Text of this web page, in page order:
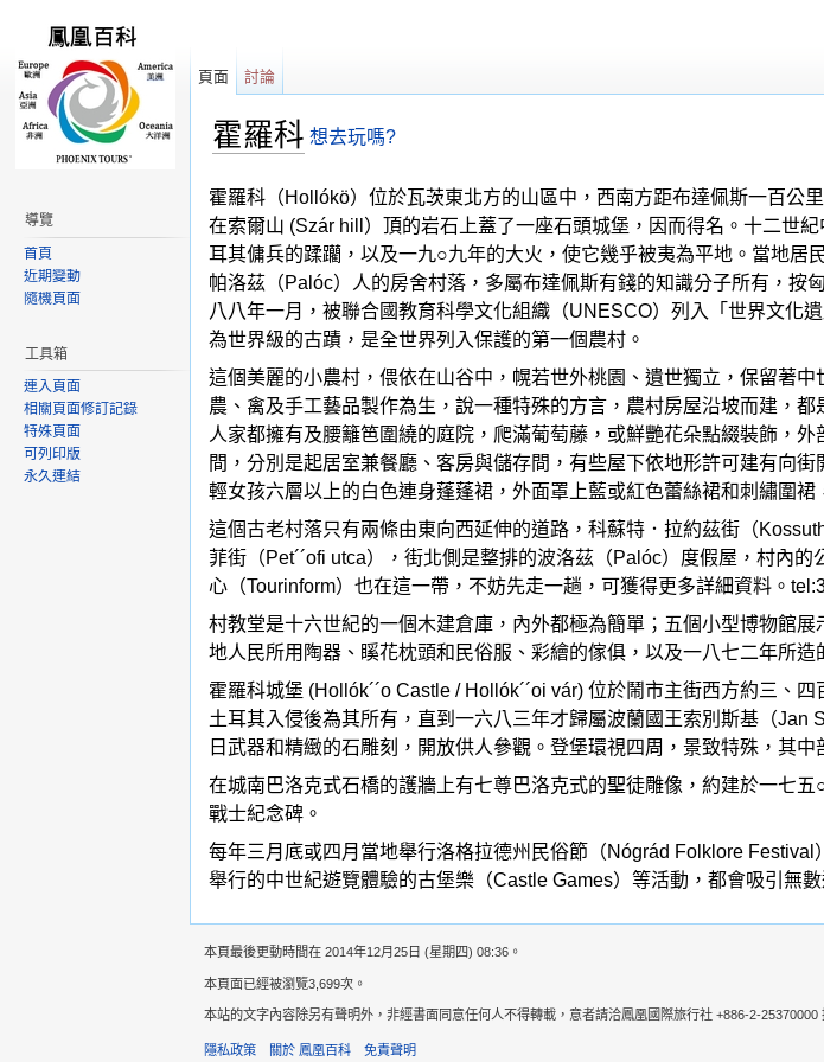
霍羅科 想去玩嗎?
霍羅科（Hollókö）位於瓦茨東北方的山區中，西南方距布達佩斯一百公
在索爾山 (Szár hill）頂的岩石上蓋了一座石頭城堡，因而得名。十二世
耳其傭兵的蹂躪，以及一九○九年的大火，使它幾乎被夷為平地。當地
帕洛茲（Palóc）人的房舍村落，多屬布達佩斯有錢的知識分子所有，
八八年一月，被聯合國教育科學文化組織（UNESCO）列入「世界文化
為世界級的古蹟，是全世界列入保護的第一個農村。
這個美麗的小農村，偎依在山谷中，幌若世外桃園、遺世獨立，保留著
農、禽及手工藝品製作為生，說一種特殊的方言，農村房屋沿坡而建，
人家都擁有及腰籬笆圍繞的庭院，爬滿葡萄藤，或鮮艷花朵點綴裝飾，
間，分別是起居室兼餐廳、客房與儲存間，有些屋下依地形許可建有向
輕女孩六層以上的白色連身蓬蓬裙，外面罩上藍或紅色蕾絲裙和刺繡圍
這個古老村落只有兩條由東向西延伸的道路，科蘇特．拉約茲街（
菲街（Pet´´ofi utca），街北側是整排的波洛茲（Palóc）度假屋，村內
心（Tourinform）也在這一帶，不妨先走一趟，可獲得更多詳細資料。
村教堂是十六世紀的一個木建倉庫，內外都極為簡單；五個小型博物館
地人民所用陶器、𥉐花枕頭和民俗服、彩繪的傢俱，以及一八七二年所造
霍羅科城堡 (Hollók´´o Castle / Hollók´´oi vár) 位於鬧市主街西方約三、
土耳其入侵後為其所有，直到一六八三年才歸屬波蘭國王索別斯基（
日武器和精緻的石雕刻，開放供人參觀。登堡環視四周，景致特殊，其
在城南巴洛克式石橋的護牆上有七尊巴洛克式的聖徒雕像，約建於一七
戰士紀念碑。
每年三月底或四月當地舉行洛格拉德州民俗節（Nógrád Folklore
舉行的中世紀遊覽體驗的古堡樂（Castle Games）等活動，都會吸引無數
頁面 討論
導覽
首頁
近期變動
隨機頁面
工具箱
連入頁面
相關頁面修訂記錄
特殊頁面
可列印版
永久連結
本頁最後更動時間在 2014年12月25日 (星期四) 08:36。
本頁面已經被瀏覽3,699次。
本站的文字內容除另有聲明外，非經書面同意任何人不得轉載，意者請洽鳳凰國際旅行社 +886-2-25370000
隱私政策 關於 鳳凰百科 免責聲明